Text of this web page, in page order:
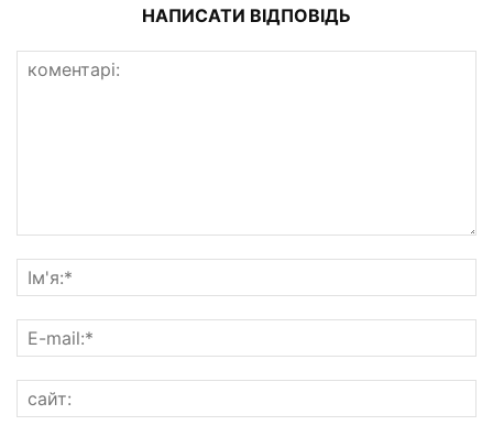
НАПИСАТИ ВІДПОВІДЬ